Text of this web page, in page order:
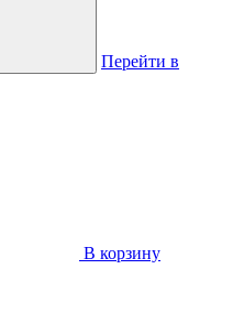
Перейти в
В корзину